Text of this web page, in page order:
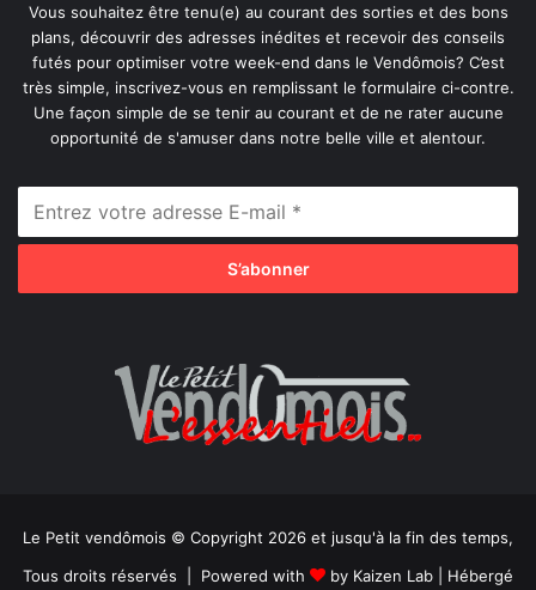
Vous souhaitez être tenu(e) au courant des sorties et des bons
plans, découvrir des adresses inédites et recevoir des conseils
futés pour optimiser votre week-end dans le Vendômois? C’est
très simple, inscrivez-vous en remplissant le formulaire ci-contre.
Une façon simple de se tenir au courant et de ne rater aucune
opportunité de s'amuser dans notre belle ville et alentour.
Le Petit vendômois © Copyright 2026 et jusqu'à la fin des temps,
Tous droits réservés | Powered with
by Kaizen Lab | Hébergé